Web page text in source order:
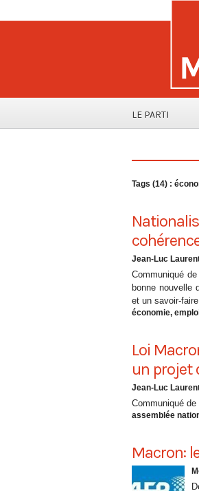
LE PARTI
Tags (14) :
Jean-Luc
Communiqué
bonne nouvelle
et un savoir-
économie,
Loi
un projet
Jean-Luc
Communiqué
assemblée
Macron: